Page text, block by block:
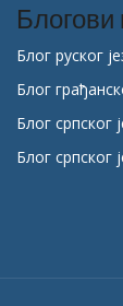
Блогови
Блог руског
Блог
Блог српског
Блог српског